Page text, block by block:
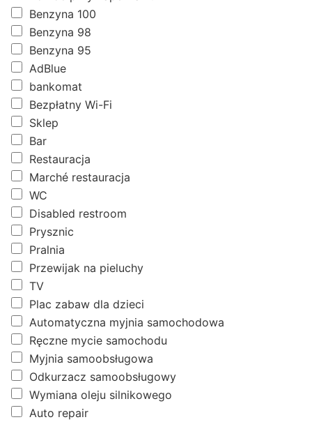
Benzyna 100
Benzyna 98
Benzyna 95
AdBlue
bankomat
Bezpłatny Wi-Fi
Sklep
Bar
Restauracja
Marché restauracja
WC
Disabled restroom
Prysznic
Pralnia
Przewijak na pieluchy
TV
Plac zabaw dla dzieci
Automatyczna myjnia samochodowa
Ręczne mycie samochodu
Myjnia samoobsługowa
Odkurzacz samoobsługowy
Wymiana oleju silnikowego
Auto repair